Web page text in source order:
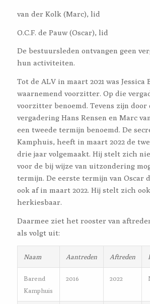
van der Kolk (Marc), lid
O.C.F. de Pauw (Oscar), lid
De bestuursleden ontvangen geen
hun activiteiten.
Tot de ALV in maart 2021 was Jessica
waarnemend voorzitter. Op die
voorzitter benoemd. Tevens zijn door
vergadering Hans Rensen en Marc
een tweede termijn benoemd. De
Kamphuis, heeft in maart 2022 de
drie jaar volgemaakt. Hij stelt zich
voor de bij wijze van uitzondering
termijn. De eerste termijn van Oscar
ook af in maart 2022. Hij stelt zich
herkiesbaar.
Daarmee ziet het rooster van
als volgt uit:
Naam Aantreden Aftreden
Barend
Kamphuis
2016 2022